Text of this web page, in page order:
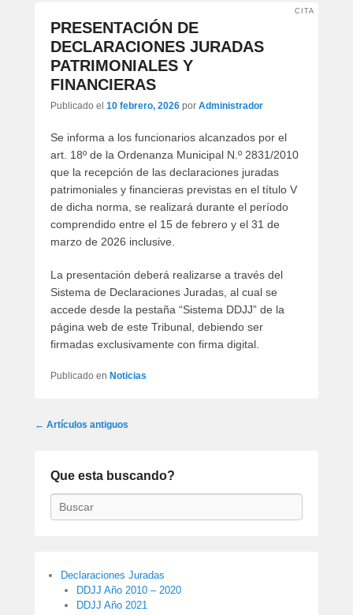
PRESENTACIÓN DE
DECLARACIONES JURADAS
PATRIMONIALES Y
FINANCIERAS
CITA
Publicado el 10 febrero, 2026 por Administrador
Se informa a los funcionarios alcanzados por el
art. 18º de la Ordenanza Municipal N.º 2831/2010
que la recepción de las declaraciones juradas
patrimoniales y financieras previstas en el título V
de dicha norma, se realizará durante el período
comprendido entre el 15 de febrero y el 31 de
marzo de 2026 inclusive.
La presentación deberá realizarse a través del
Sistema de Declaraciones Juradas, al cual se
accede desde la pestaña “Sistema DDJJ” de la
página web de este Tribunal, debiendo ser
firmadas exclusivamente con firma digital.
Publicado en Noticias
Navegación
artículos
← Artículos antiguos
Que esta buscando?
Buscar
Declaraciones Juradas
DDJJ Año 2010 – 2020
DDJJ Año 2021